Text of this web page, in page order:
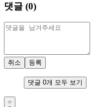
댓글 (0)
취소 등록
댓글 0개 모두 보기